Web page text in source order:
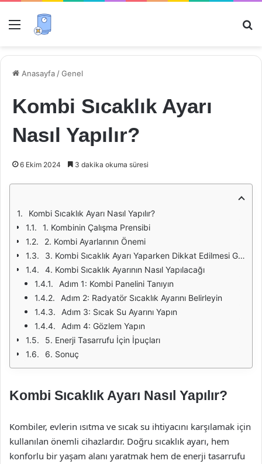
Menü
Anasayfa /Genel
Kombi Sıcaklık Ayarı
Nasıl Yapılır?
6 Ekim 2024 3 dakika okuma süresi
Kombi Sıcaklık Ayarı Nasıl Yapılır?
1. Kombinin Çalışma Prensibi
2. Kombi Ayarlarının Önemi
3. Kombi Sıcaklık Ayarı Yaparken Dikkat Edilmesi Gerekenler
4. Kombi Sıcaklık Ayarının Nasıl Yapılacağı
Adım 1: Kombi Panelini Tanıyın
Adım 2: Radyatör Sıcaklık Ayarını Belirleyin
Adım 3: Sıcak Su Ayarını Yapın
Adım 4: Gözlem Yapın
5. Enerji Tasarrufu İçin İpuçları
6. Sonuç
Kombi Sıcaklık Ayarı Nasıl Yapılır?
Kombiler, evlerin ısıtma ve sıcak su ihtiyacını karşılamak için
kullanılan önemli cihazlardır. Doğru sıcaklık ayarı, hem
konforlu bir yaşam alanı yaratmak hem de enerji tasarrufu